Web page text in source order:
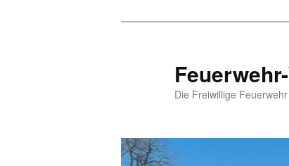
Die Freiwillige